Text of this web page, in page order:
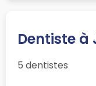
Dentiste
5 dentistes